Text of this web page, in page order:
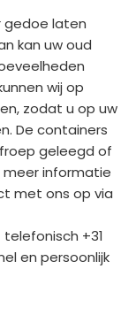
gedoe laten
kan uw oud
wij op
zodat u op uw
De containers
geleegd of
meer informatie
met ons op via
+31
en persoonlijk